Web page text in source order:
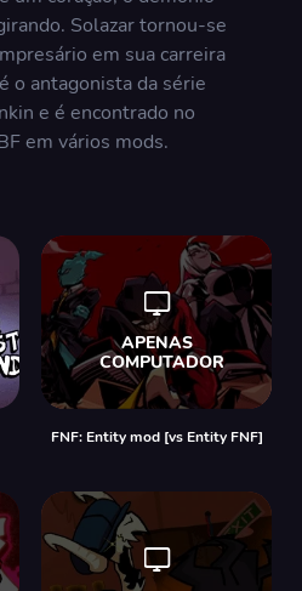
Solazar tornou-se
em sua carreira
o antagonista da série
e é encontrado no
em vários mods.
FNF: Entity mod [vs Entity FNF]